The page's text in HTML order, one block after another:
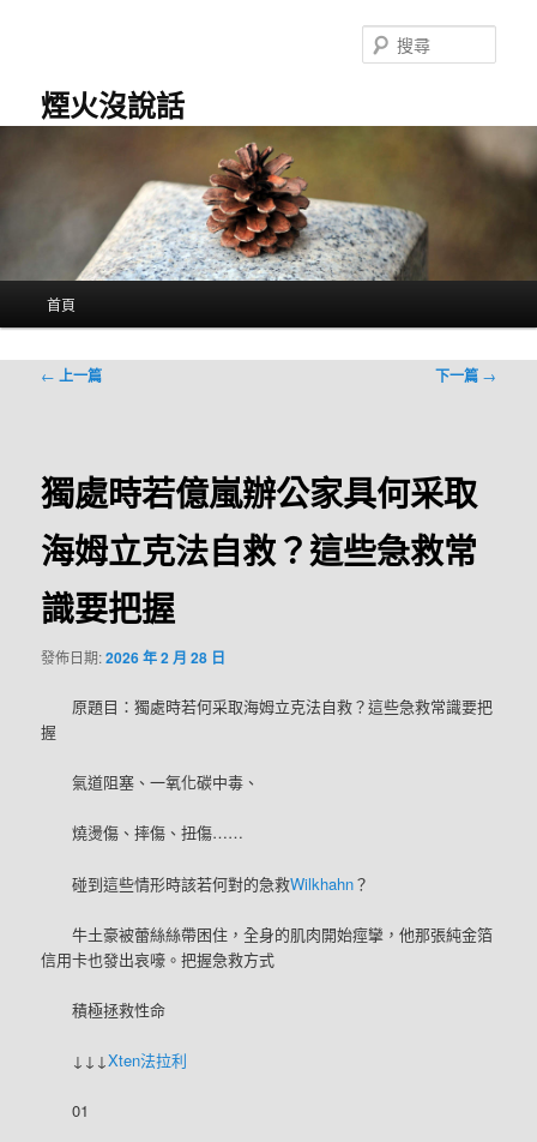
煙火沒說話
尋
首頁
文
← 上一篇 下一篇 →
獨處時若億嵐辦公家具何采取
海姆立克法自救？這些急救常
識要把握
發佈日期:2026 年 2 月 28 日
原題目：獨處時若何采取海姆立克法自救？這些急救常識要把
握
氣道阻塞、一氧化碳中毒、
燒燙傷、摔傷、扭傷……
碰到這些情形時該若何對的急救Wilkhahn？
牛土豪被蕾絲絲帶困住，全身的肌肉開始痙攣，他那張純金箔
信用卡也發出哀嚎。把握急救方式
積極拯救性命
↓↓↓Xten法拉利
01